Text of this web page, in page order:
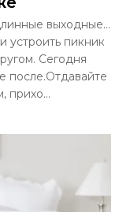
выходные…
устроить пикник
Сегодня
после.Отдавайте
прихо...